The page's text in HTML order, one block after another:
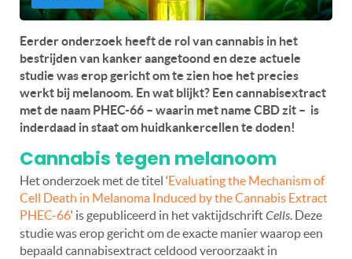
Eerder onderzoek heeft de rol van cannabis in het
bestrijden van kanker aangetoond en deze actuele
studie was erop gericht om te zien hoe het precies
werkt bij melanoom. En wat blijkt? Een cannabisextract
met de naam PHEC-66 – waarin met name CBD zit – is
inderdaad in staat om huidkankercellen te doden!
Cannabis tegen melanoom
Het onderzoek met de titel ‘Evaluating the Mechanism of
Cell Death in Melanoma Induced by the Cannabis Extract
PHEC-66‘ is gepubliceerd in het vaktijdschriftCells. Deze
studie was erop gericht om de exacte manier waarop een
bepaald cannabisextract celdood veroorzaakt in